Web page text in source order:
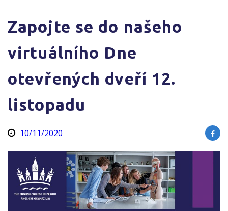
Zapojte se do našeho
virtuálního Dne
otevřených dveří 12.
listopadu
10/11/2020